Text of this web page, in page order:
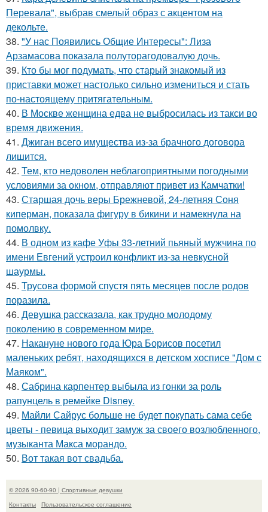
Перевала", выбрав смелый образ с акцентом на
декольте.
38. "У нас Появились Общие Интересы": Лиза
Арзамасова показала полуторагодовалую дочь.
39. Кто бы мог подумать, что старый знакомый из
приставки может настолько сильно измениться и стать
по-настоящему притягательным.
40. В Москве женщина едва не выбросилась из такси во
время движения.
41. Джиган всего имущества из-за брачного договора
лишится.
42. Тем, кто недоволен неблагоприятными погодными
условиями за окном, отправляют привет из Камчатки!
43. Старшая дочь веры Брежневой, 24-летняя Соня
киперман, показала фигуру в бикини и намекнула на
помолвку.
44. В одном из кафе Уфы 33-летний пьяный мужчина по
имени Евгений устроил конфликт из-за невкусной
шаурмы.
45. Трусова формой спустя пять месяцев после родов
поразила.
46. Девушка рассказала, как трудно молодому
поколению в современном мире.
47. Накануне нового года Юра Борисов посетил
маленьких ребят, находящихся в детском хосписе "Дом с
Маяком".
48. Сабрина карпентер выбыла из гонки за роль
рапунцель в ремейке Disney.
49. Майли Сайрус больше не будет покупать сама себе
цветы - певица выходит замуж за своего возлюбленного,
музыканта Макса морандо.
50. Вот такая вот свадьба.
© 2026 90-60-90 | Спортивные девушки
Контакты
Пользовательское соглашение